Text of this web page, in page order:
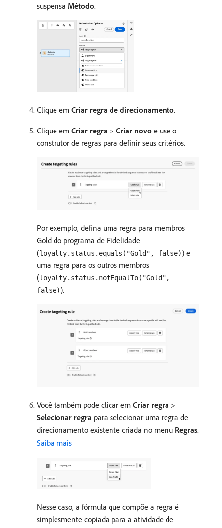
suspensa Método.
Clique em Criar regra de direcionamento.
Clique em Criar regra > Criar novo e use o
construtor de regras para definir seus critérios.
Por exemplo, defina uma regra para membros
Gold do programa de Fidelidade
(loyalty.status.equals("Gold", false)) e
uma regra para os outros membros
(loyalty.status.notEqualTo("Gold",
false)).
Você também pode clicar em Criar regra >
Selecionar regra para selecionar uma regra de
direcionamento existente criada no menu Regras.
Saiba mais
Nesse caso, a fórmula que compõe a regra é
simplesmente copiada para a atividade de